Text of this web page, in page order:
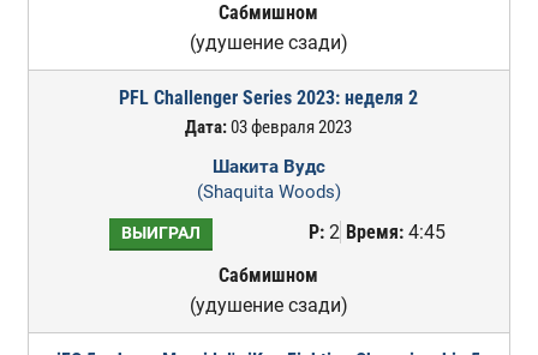
Сабмишном
(удушение сзади)
PFL Challenger Series 2023: неделя 2
Дата:03 февраля 2023
Шакита Вудс
(Shaquita Woods)
ВЫИГРАЛ Р:2 Время:4:45
Сабмишном
(удушение сзади)